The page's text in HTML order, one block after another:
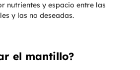
nutrientes y espacio entre las
y las no deseadas.
el mantillo?